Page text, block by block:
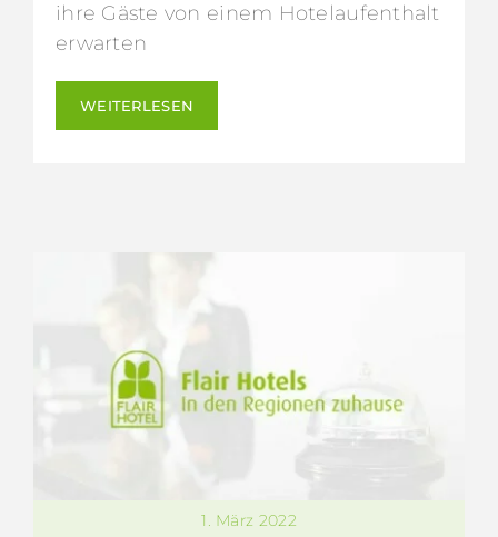
ihre Gäste von einem Hotelaufenthalt
erwarten
WEITERLESEN
1. März 2022